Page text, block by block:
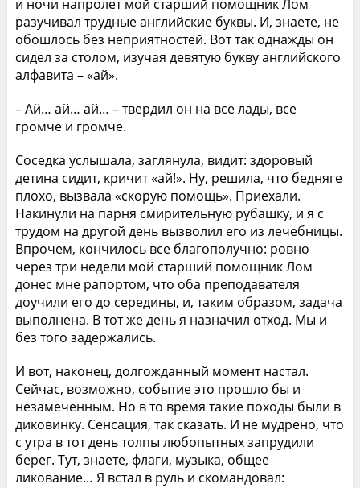
и ночи напролет мой старший помощник Лом
разучивал трудные английские буквы. И, знаете, не
обошлось без неприятностей. Вот так однажды он
сидел за столом, изучая девятую букву английского
алфавита – «ай».
– Ай… ай… ай… – твердил он на все лады, все
громче и громче.
Соседка услышала, заглянула, видит: здоровый
детина сидит, кричит «ай!». Ну, решила, что бедняге
плохо, вызвала «скорую помощь». Приехали.
Накинули на парня смирительную рубашку, и я с
трудом на другой день вызволил его из лечебницы.
Впрочем, кончилось все благополучно: ровно
через три недели мой старший помощник Лом
донес мне рапортом, что оба преподавателя
доучили его до середины, и, таким образом, задача
выполнена. В тот же день я назначил отход. Мы и
без того задержались.
И вот, наконец, долгожданный момент настал.
Сейчас, возможно, событие это прошло бы и
незамеченным. Но в то время такие походы были в
диковинку. Сенсация, так сказать. И не мудрено, что
с утра в тот день толпы любопытных запрудили
берег. Тут, знаете, флаги, музыка, общее
ликование… Я встал в руль и скомандовал: